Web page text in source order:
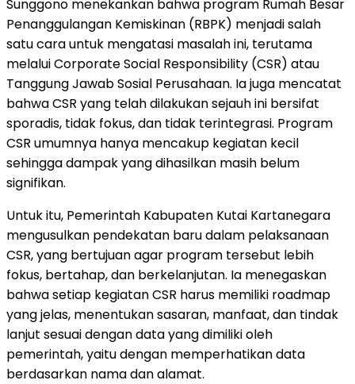
Sunggono menekankan bahwa program Rumah Besar
Penanggulangan Kemiskinan (RBPK) menjadi salah
satu cara untuk mengatasi masalah ini, terutama
melalui Corporate Social Responsibility (CSR) atau
Tanggung Jawab Sosial Perusahaan. Ia juga mencatat
bahwa CSR yang telah dilakukan sejauh ini bersifat
sporadis, tidak fokus, dan tidak terintegrasi. Program
CSR umumnya hanya mencakup kegiatan kecil
sehingga dampak yang dihasilkan masih belum
signifikan.
Untuk itu, Pemerintah Kabupaten Kutai Kartanegara
mengusulkan pendekatan baru dalam pelaksanaan
CSR, yang bertujuan agar program tersebut lebih
fokus, bertahap, dan berkelanjutan. Ia menegaskan
bahwa setiap kegiatan CSR harus memiliki roadmap
yang jelas, menentukan sasaran, manfaat, dan tindak
lanjut sesuai dengan data yang dimiliki oleh
pemerintah, yaitu dengan memperhatikan data
berdasarkan nama dan alamat.